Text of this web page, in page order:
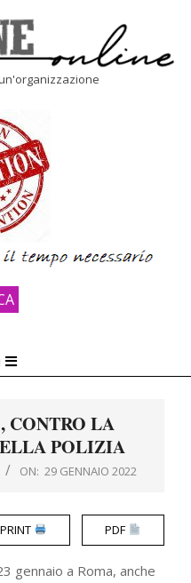
CONTRO LA
POLIZIA
ON: 29 GENNAIO 2022
PRINT PDF
gennaio a Roma, anche